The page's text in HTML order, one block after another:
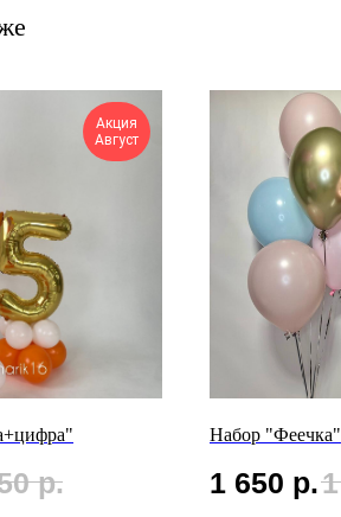
Акция
Август
р.
Набор "Феечка"
1 650 р.